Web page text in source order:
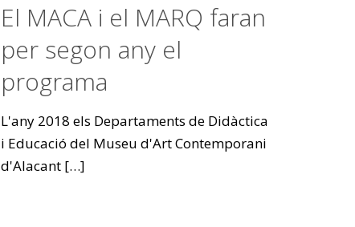
El MACA i el MARQ faran
per segon any el
programa
L'any 2018 els Departaments de Didàctica
i Educació del Museu d'Art Contemporani
d'Alacant […]